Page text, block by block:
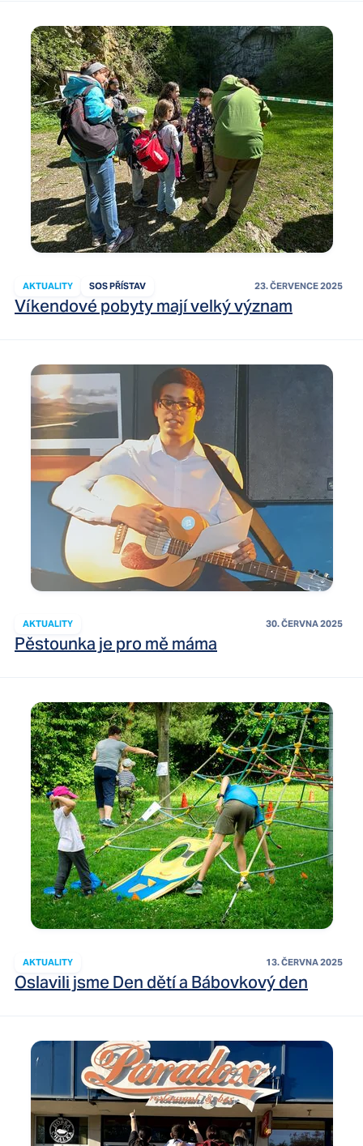
AKTUALITY SOS PŘÍSTAV 23. ČERVENCE 2025
Víkendové pobyty mají velký význam
AKTUALITY 30. ČERVNA 2025
Pěstounka je pro mě máma
AKTUALITY 13. ČERVNA 2025
Oslavili jsme Den dětí a Bábovkový den